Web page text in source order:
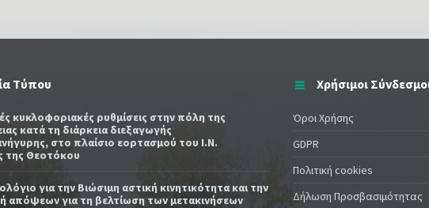
Τύπου
κυκλοφοριακές ρυθμίσεις στην πόλη της
κατά τη διάρκεια διεξαγωγής
στο πλαίσιο εορτασμού του Ι.Ν.
της Θεοτόκου
για την Βιώσιμη αστική κινητικότητα και την
απόψεων για τη βελτίωση των μετακινήσεων
Χρήσιμοι
Όροι Χρήσης
GDPR
Πολιτική cookies
Δήλωση Προσβασιμότητας